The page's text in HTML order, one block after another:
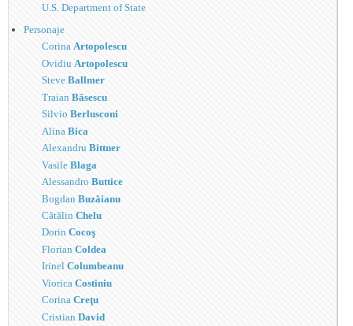
U.S. Department of State
Personaje
CorinaArtopolescu
Ovidiu Artopolescu
SteveBallmer
TraianBăsescu
SilvioBerlusconi
AlinaBica
AlexandruBittner
VasileBlaga
AlessandroButtice
BogdanBuzăianu
CătălinChelu
DorinCocoş
FlorianColdea
IrinelColumbeanu
VioricaCostiniu
CorinaCreţu
CristianDavid